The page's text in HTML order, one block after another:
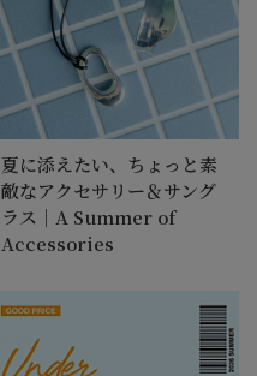
夏に添えたい、ちょっと素
敵なアクセサリー＆サング
ラス｜A Summer of
Accessories